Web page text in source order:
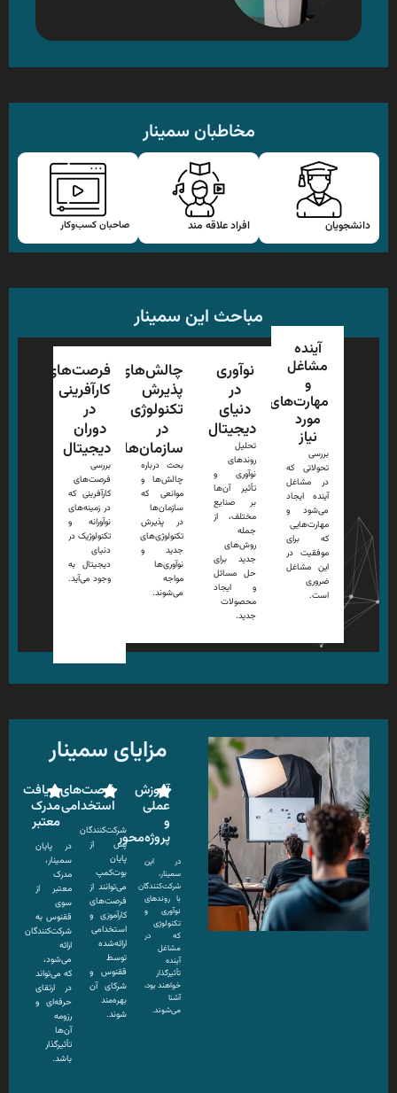
d
n
مخاطبان سمینار
دانشجویان افراد علاقه مند صاحبان کسب‌وکار
مباحث این سمینار
آینده
مشاغل
و
مهارت‌های
مورد
نیاز
بررسی
تحولاتی که
در مشاغل
آینده ایجاد
می‌شود و
مهارت‌هایی
که برای
موفقیت در
این مشاغل
ضروری
است.
نوآوری
در
دنیای
دیجیتال
تحلیل
روندهای
نوآوری و
تأثیر آن‌ها
بر صنایع
مختلف، از
جمله
روش‌های
جدید برای
حل مسائل
و ایجاد
محصولات
جدید.
چالش‌های
پذیرش
تکنولوژی
در
سازمان‌ها
بحث درباره
چالش‌ها و
موانعی که
سازمان‌ها
در پذیرش
تکنولوژی‌های
جدید و
نوآوری‌ها
مواجه
می‌شوند.
فرصت‌های
کارآفرینی
در
دوران
دیجیتال
بررسی
فرصت‌های
کارآفرینی که
در زمینه‌های
نوآورانه و
تکنولوژیک در
دنیای
دیجیتال به
وجود می‌آید.
مزایای سمینار
آموزش
عملی
و
پروژه‌محور
در این
سمینار،
شرکت‌کنندگان
با روندهای
نوآوری و
تکنولوژی
که در
مشاغل
آینده
تأثیرگذار
خواهند بود،
آشنا
می‌شوند.
فرصت‌های
استخدامی
شرکت‌کنندگان
پس از
پایان
بوت‌کمپ
می‌توانند از
فرصت‌های
کارآموزی و
استخدامی
ارائه‌شده
توسط
ققنوس و
شرکای آن
بهره‌مند
شوند.
دریافت
مدرک
معتبر
در پایان
سمینار،
مدرک
معتبر از
سوی
ققنوس به
شرکت‌کنندگان
ارائه
می‌شود،
که می‌تواند
در ارتقای
حرفه‌ای و
رزومه
آن‌ها
تأثیرگذار
باشد.